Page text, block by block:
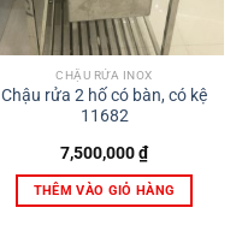
CHẬU RỬA INOX
Chậu rửa 2 hố có bàn, có kệ
11682
7,500,000₫
THÊM VÀO GIỎ HÀNG